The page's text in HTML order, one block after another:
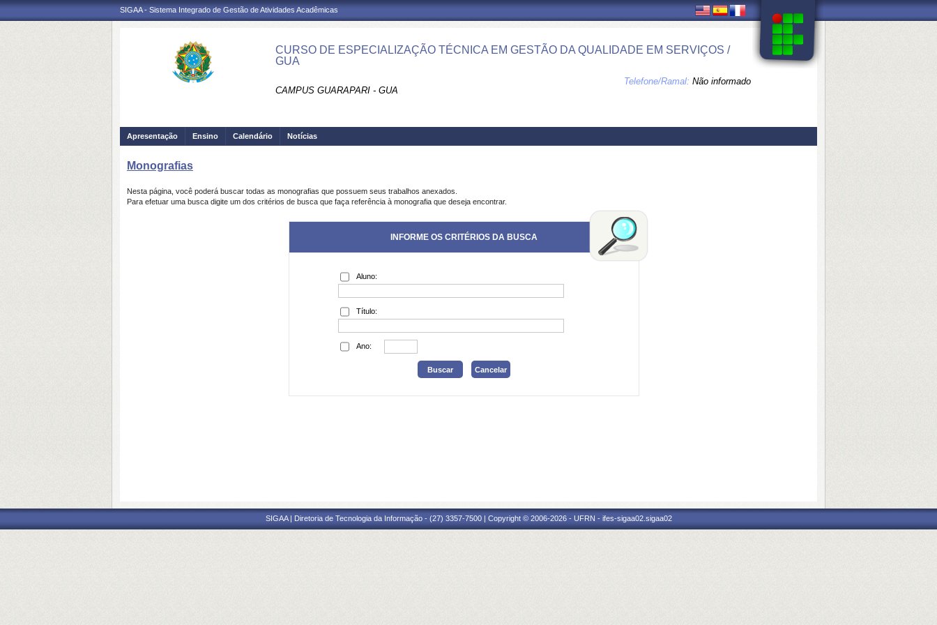
SIGAA - Sistema Integrado de Gestão de Atividades Acadêmicas
CURSO DE ESPECIALIZAÇÃO TÉCNICA EM GESTÃO DA QUALIDADE EM SERVIÇOS /
GUA
CAMPUS GUARAPARI - GUA
Telefone/Ramal: Não informado
Apresentação Ensino Calendário Notícias
Monografias
Nesta página, você poderá buscar todas as monografias que possuem seus trabalhos anexados.
Para efetuar uma busca digite um dos critérios de busca que faça referência à monografia que deseja encontrar.
INFORME OS CRITÉRIOS DA BUSCA
Aluno:
Título:
Ano:
SIGAA | Diretoria de Tecnologia da Informação - (27) 3357-7500 | Copyright © 2006-2026 - UFRN - ifes-sigaa02.sigaa02